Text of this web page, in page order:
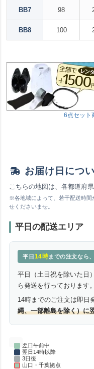
BB7 98
BB8 100
6点セット
お届け日につ
こちらの地図は、各都道府
※各地域によって、若干配送時間
せくださいませ。
平日の配送エリア
平日 14時までの注文なら
平日（土日祝を除いた日
ら発送を行っております。
14時までのご注文は即日
縄、一部離島を除く）に
翌日午前中
翌日14時以降
3日後
山口・千葉拠点